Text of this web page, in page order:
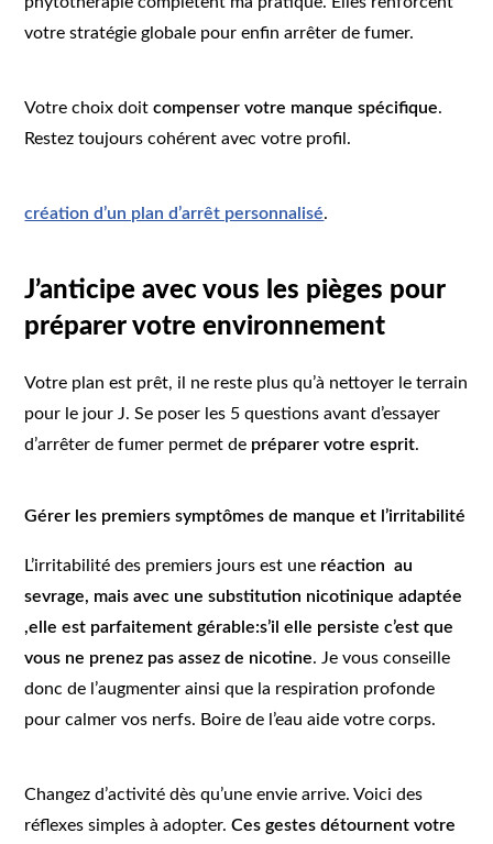
votre stratégie globale pour enfin arrêter de fumer.
Votre choix doitcompenser votre manque spécifique.
Restez toujours cohérent avec votre profil.
création d’un plan d’arrêt personnalisé.
J’anticipe avec vous les pièges pour
préparer votre environnement
Votre plan est prêt, il ne reste plus qu’à nettoyer le terrain
pour le jour J. Se poser les 5 questions avant d’essayer
d’arrêter de fumer permet de préparer votre esprit.
Gérer les premiers symptômes de manque et l’irritabilité
L’irritabilité des premiers jours est une réaction au
sevrage, mais avec une substitution nicotinique adaptée
,elle est parfaitement gérable:s’il elle persiste c’est que
vous ne prenez pas assez de nicotine. Je vous conseille
donc de l’augmenter ainsi que la respiration profonde
pour calmer vos nerfs. Boire de l’eau aide votre corps.
Changez d’activité dès qu’une envie arrive. Voici des
réflexes simples à adopter.Ces gestes détournent votre